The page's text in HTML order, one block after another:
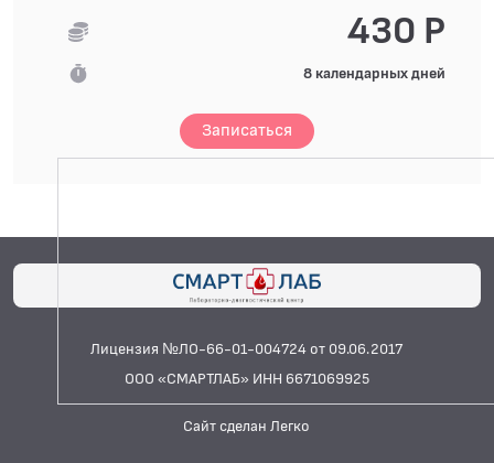
430 Р
8 календарных дней
Записаться
Лицензия №ЛО-66-01-004724 от 09.06.2017
ООО «СМАРТЛАБ» ИНН 6671069925
Сайт сделан Легко